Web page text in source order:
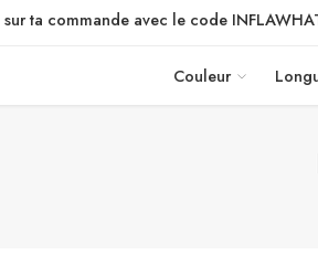
sur ta commande avec le code
Couleur